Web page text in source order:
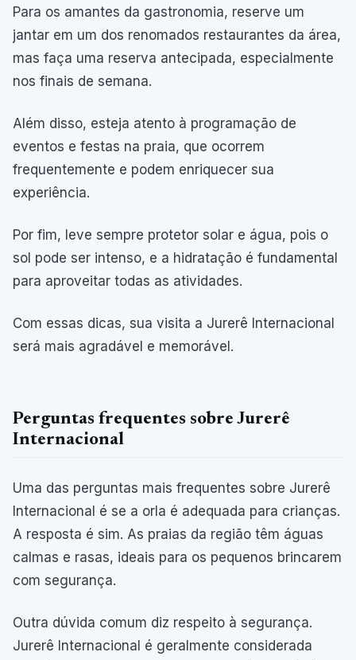
Para os amantes da gastronomia, reserve um
jantar em um dos renomados restaurantes da área,
mas faça uma reserva antecipada, especialmente
nos finais de semana.
Além disso, esteja atento à programação de
eventos e festas na praia, que ocorrem
frequentemente e podem enriquecer sua
experiência.
Por fim, leve sempre protetor solar e água, pois o
sol pode ser intenso, e a hidratação é fundamental
para aproveitar todas as atividades.
Com essas dicas, sua visita a Jurerê Internacional
será mais agradável e memorável.
Perguntas frequentes sobre Jurerê
Internacional
Uma das perguntas mais frequentes sobre Jurerê
Internacional é se a orla é adequada para crianças.
A resposta é sim. As praias da região têm águas
calmas e rasas, ideais para os pequenos brincarem
com segurança.
Outra dúvida comum diz respeito à segurança.
Jurerê Internacional é geralmente considerada